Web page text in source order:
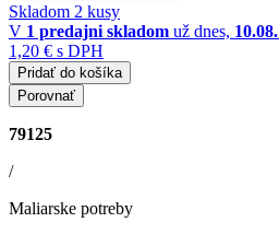
Skladom 2 kusy
V 1 predajni skladom už dnes, 10.08.
1,20 € s DPH
Pridať do košíka
Porovnať
79125
/
Maliarske potreby